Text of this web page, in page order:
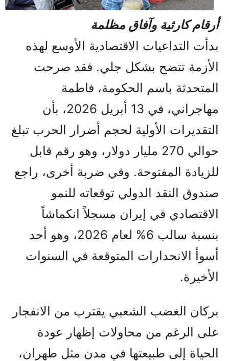
أرقام كارثية وآفاق مظلمة
بدأت التداعيات الاقتصادية الأوسع لهذه
الأزمة تتضح بشكل جلي. فقد صرحت
المتحدثة باسم الحكومة، فاطمة
مهاجراني، في 13 أبريل 2026، بأن
التقديرات الأولية لحجم أضرار الحرب تبلغ
حوالي 270 مليار دولار، وهو رقم قابل
للزيادة المفتوحة. وفي ضربة أخرى، راجع
صندوق النقد الدولي توقعاته للنمو
الاقتصادي في إيران مسجلاً انكماشاً
بنسبة سالب 6% لعام 2026، وهو أحد
أسوأ الانحدارات المتوقعة في السنوات
الأخيرة.
بركان الغضب الشعبي يقترب من الانفجار
على الرغم من محاولات إظهار عودة
الحياة إلى طبيعتها في مدن مثل طهران،